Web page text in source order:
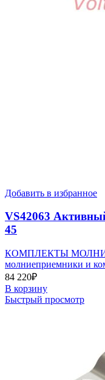
Добавить в избранное
VS42063
45
КОМПЛЕКТЫ
молниеприемники и
84 220₽
В корзину
Быстрый просмотр